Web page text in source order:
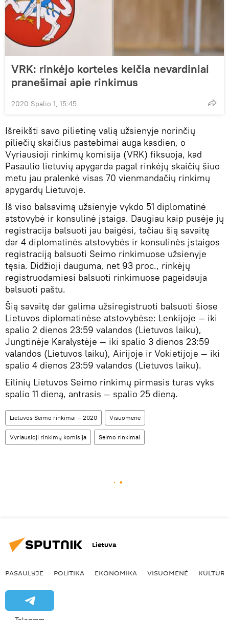
VRK: rinkėjo korteles keičia nevardiniai
pranešimai apie rinkimus
2020 Spalio 1, 15:45
Išreikšti savo pilietinę valią užsienyje norinčių
piliečių skaičius pastebimai auga kasdien, o
Vyriausioji rinkimų komisija (VRK) fiksuoja, kad
Pasaulio lietuvių apygarda pagal rinkėjų skaičių šiuo
metu jau pralenkė visas 70 vienmandačių rinkimų
apygardų Lietuvoje.
Iš viso balsavimą užsienyje vykdo 51 diplomatinė
atstovybė ir konsulinė įstaiga. Daugiau kaip pusėje jų
registracija balsuoti jau baigėsi, tačiau šią savaitę
dar 4 diplomatinės atstovybės ir konsulinės įstaigos
registraciją balsuoti Seimo rinkimuose užsienyje
tęsia. Didžioji dauguma, net 93 proc., rinkėjų
registruodamiesi balsuoti rinkimuose pageidauja
balsuoti paštu.
Šią savaitę dar galima užsiregistruoti balsuoti šiose
Lietuvos diplomatinėse atstovybėse: Lenkijoje — iki
spalio 2 dienos 23:59 valandos (Lietuvos laiku),
Jungtinėje Karalystėje — iki spalio 3 dienos 23:59
valandos (Lietuvos laiku), Airijoje ir Vokietijoje — iki
spalio 4 dienos 23:59 valandos (Lietuvos laiku).
Eilinių Lietuvos Seimo rinkimų pirmasis turas vyks
spalio 11 dieną, antrasis — spalio 25 dieną.
Lietuvos Seimo rinkimai — 2020 Visuomenė
Vyriausioji rinkimų komisija Seimo rinkimai
Lietuva
PASAULYJE POLITIKA EKONOMIKA VISUOMENĖ KULTŪRA